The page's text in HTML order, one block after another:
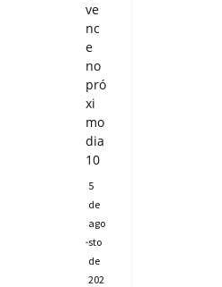
ve
nc
e
no
pró
xi
mo
dia
10
5
de
ago
sto
de
202